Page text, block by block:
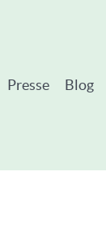
Presse Blog